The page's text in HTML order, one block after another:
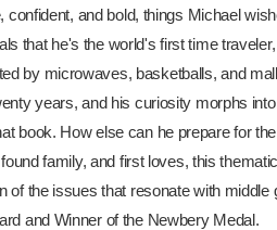
confident, and bold, things Michael
that he's the world's first time
by microwaves, basketballs, and
years, and his curiosity morphs
book. How else can he prepare for
family, and first loves, this
of the issues that resonate with middle
and Winner of the Newbery Medal.